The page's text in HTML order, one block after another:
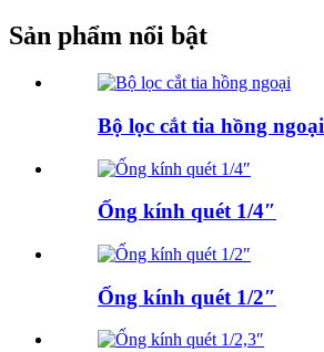
Sản phẩm nổi bật
Bộ lọc cắt tia hồng ngoại
Ống kính quét 1/4″
Ống kính quét 1/2″